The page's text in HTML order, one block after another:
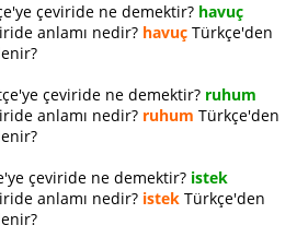
çeviride ne demektir? havuç
anlamı nedir? havuç Türkçe'den
çeviride ne demektir? ruhum
anlamı nedir? ruhum Türkçe'den
çeviride ne demektir? istek
anlamı nedir? istek Türkçe'den